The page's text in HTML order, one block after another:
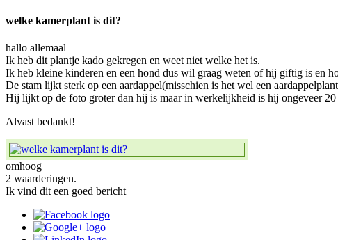
welke kamerplant is dit?
hallo allemaal
Ik heb dit plantje kado gekregen en weet niet welke het is.
Ik heb kleine kinderen en een hond dus wil graag weten of hij giftig is en
De stam lijkt sterk op een aardappel(misschien is het wel een
Hij lijkt op de foto groter dan hij is maar in werkelijkheid is hij ongeveer 20
Alvast bedankt!
omhoog
2 waarderingen.
Ik vind dit een goed bericht